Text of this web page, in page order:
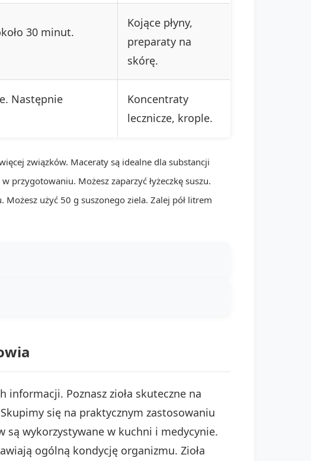
30 minut.
Kojące płyny,
preparaty na
skórę.
Następnie
Koncentraty
lecznicze, krople.
związków. Maceraty są idealne dla substancji
przygotowaniu. Możesz zaparzyć łyżeczkę suszu.
użyć 50 g suszonego ziela. Zalej pół litrem
informacji. Poznasz zioła skuteczne na
się na praktycznym zastosowaniu
są wykorzystywane w kuchni i medycynie.
ogólną kondycję organizmu. Zioła